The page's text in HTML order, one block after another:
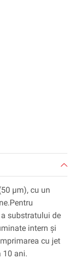
µm), cu un
substratului de
intern și
cu jet
10 ani.